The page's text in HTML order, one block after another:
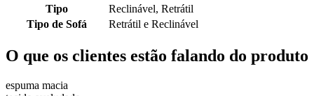
Tipo
Reclinável, Retrátil
Tipo de Sofá
Retrátil e Reclinável
O que os clientes estão falando do produto
espuma macia